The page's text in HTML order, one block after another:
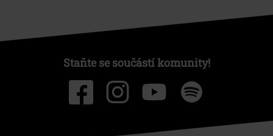
Staňte se součástí komunity!